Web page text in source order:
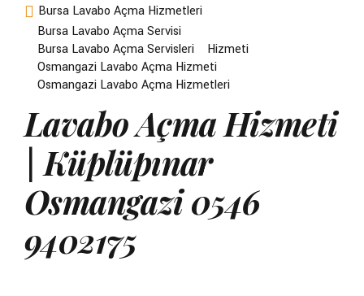
Bursa Lavabo Açma Hizmetleri
Bursa Lavabo Açma Servisi
Bursa Lavabo Açma Servisleri
Hizmeti
Osmangazi Lavabo Açma Hizmeti
Osmangazi Lavabo Açma Hizmetleri
Lavabo Açma Hizmeti
| Küplüpınar
Osmangazi 0546
9402175